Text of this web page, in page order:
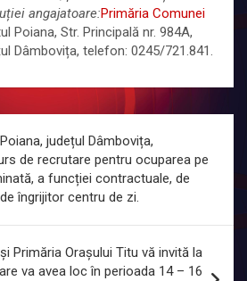
angajatoare:Primăria Comunei
Poiana, Str. Principală nr. 984A,
Dâmbovița, telefon: 0245/721.841.
județul Dâmbovița,
de recrutare pentru ocuparea pe
a funcției contractuale, de
îngrijitor centru de zi.
Primăria Oraşului Titu vă invită la
va avea loc în perioada 14 – 16